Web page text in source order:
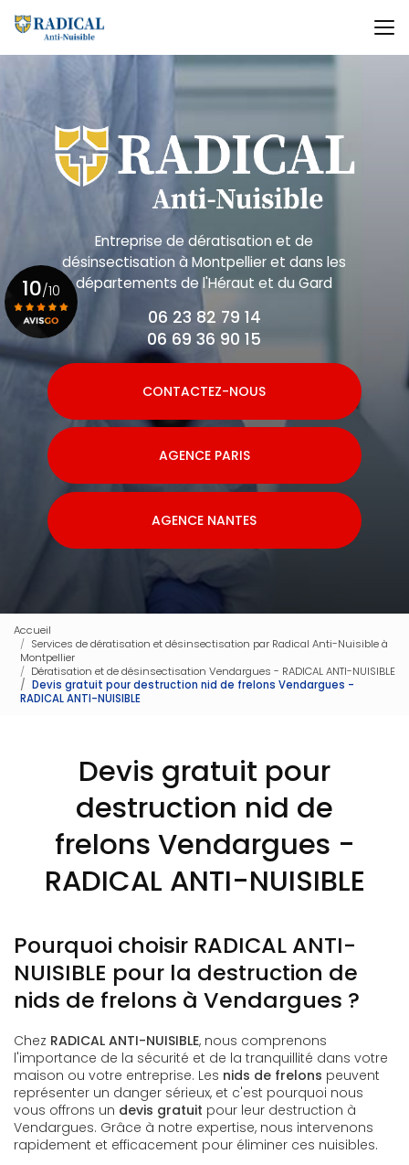
au
contenu
principal
Entreprise de dératisation et de
désinsectisationà Montpellier et dans les
départements de l'Héraut et du Gard
06 23 82 79 14
06 69 36 90 15
CONTACTEZ-NOUS
AGENCE PARIS
AGENCE NANTES
10/10
Voir le certificat
Accueil
Services de dératisation et désinsectisation par Radical Anti-Nuisible à
Montpellier
Dératisation et de désinsectisation Vendargues - RADICAL ANTI-NUISIBLE
Devis gratuit pour destruction nid de frelons Vendargues -
RADICAL ANTI-NUISIBLE
Devis gratuit pour
destruction nid de
frelons Vendargues -
RADICAL ANTI-NUISIBLE
Pourquoi choisir RADICAL ANTI-
NUISIBLE pour la destruction de
nids de frelons à Vendargues ?
Chez RADICAL ANTI-NUISIBLE, nous comprenons
l'importance de la sécurité et de la tranquillité dans votre
maison ou votre entreprise. Les nids de frelons peuvent
représenter un danger sérieux, et c'est pourquoi nous
vous offrons un devis gratuit pour leur destruction à
Vendargues. Grâce à notre expertise, nous intervenons
rapidement et efficacement pour éliminer ces nuisibles.